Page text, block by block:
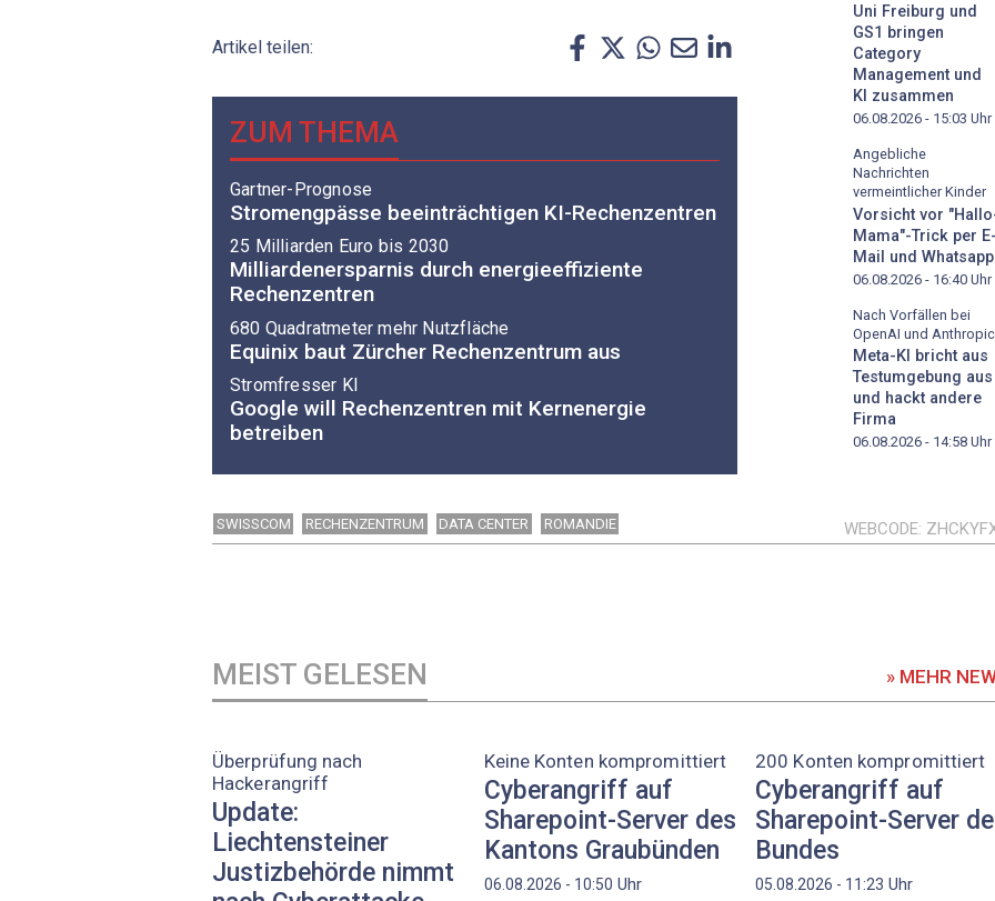
Artikel teilen:
ZUM THEMA
Gartner-Prognose
Stromengpässe beeinträchtigen KI-Rechenzentren
25 Milliarden Euro bis 2030
Milliardenersparnis durch energieeffiziente
Rechenzentren
680 Quadratmeter mehr Nutzfläche
Equinix baut Zürcher Rechenzentrum aus
Stromfresser KI
Google will Rechenzentren mit Kernenergie
betreiben
Uni Freiburg und
GS1 bringen
Category
Management und
KI zusammen
06.08.2026 - 15:03 Uhr
Angebliche
Nachrichten
vermeintlicher Kinder
Vorsicht vor
Mama"-Trick per E-
Mail und Whatsapp
06.08.2026 - 16:40 Uhr
Nach Vorfällen bei
OpenAI und Anthropic
Meta-KI bricht aus
Testumgebung aus
und hackt andere
Firma
06.08.2026 - 14:58 Uhr
SWISSCOM RECHENZENTRUM DATA CENTER ROMANDIE WEBCODE
MEIST GELESEN » MEHR
Überprüfung nach
Hackerangriff
Update:
Liechtensteiner
Justizbehörde nimmt
Keine Konten kompromittiert
Cyberangriff auf
Sharepoint-Server des
Kantons Graubünden
06.08.2026 - 10:50 Uhr
200 Konten kompromittiert
Cyberangriff auf
Sharepoint-Server
Bundes
05.08.2026 - 11:23 Uhr